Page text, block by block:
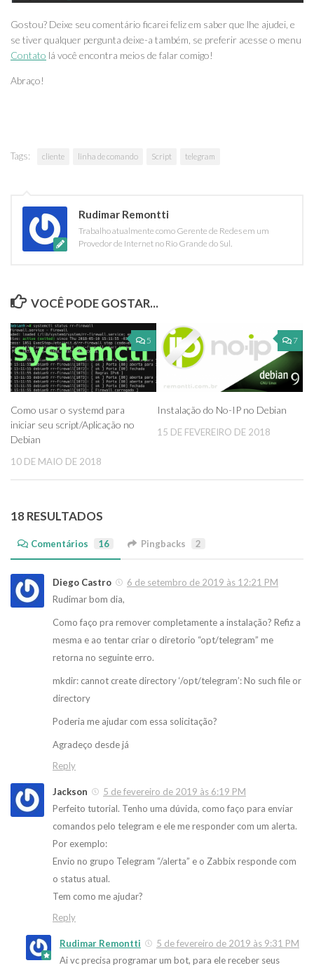
Gostou? Deixe seu comentário ficarei feliz em saber que lhe ajudei, e
se tiver qualquer pergunta deixe-a também, se preferir acesse o menu
Contato lá você encontra meios de falar comigo!
Abraço!
Tags: cliente linha de comando Script telegram
Rudimar Remontti
Trabalho atualmente como Gerente de Redes em um
Provedor de Internet no Rio Grande do Sul.
VOCÊ PODE GOSTAR...
5
Como usar o systemd para
iniciar seu script/Aplicação no
Debian
10 DE MAIO DE 2018
7
Instalação do No-IP no Debian
15 DE FEVEREIRO DE 2018
18 RESULTADOS
Comentários 16 Pingbacks 2
Diego Castro
6 de setembro de 2019 às 12:21 PM
Rudimar bom dia,
Como faço pra remover completamente a instalação? Refiz a
mesma e ao tentar criar o diretorio “opt/telegram” me
retorna no seguinte erro.
mkdir: cannot create directory ‘/opt/telegram’: No such file or
directory
Poderia me ajudar com essa solicitação?
Agradeço desde já
Reply
Jackson
5 de fevereiro de 2019 às 6:19 PM
Perfeito tutorial. Tenho uma dúvida, como faço para enviar
comandos pelo telegram e ele me responder com um alerta.
Por exemplo:
Envio no grupo Telegram “/alerta” e o Zabbix responde com
o status atual.
Tem como me ajudar?
Reply
Rudimar Remontti
5 de fevereiro de 2019 às 9:31 PM
Ai vc precisa programar um bot, para ele receber seus